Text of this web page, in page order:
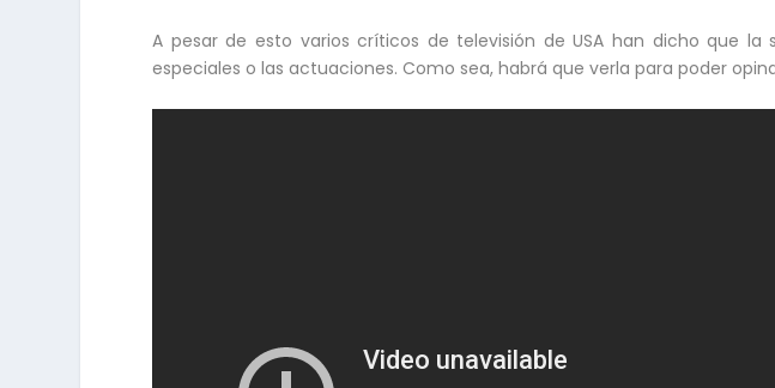
A pesar de esto varios críticos de televisión de USA han dicho que
especiales o las actuaciones. Como sea, habrá que verla para poder